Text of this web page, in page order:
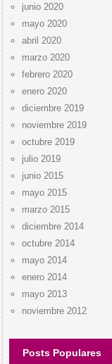
junio 2020
mayo 2020
abril 2020
marzo 2020
febrero 2020
enero 2020
diciembre 2019
noviembre 2019
octubre 2019
julio 2019
junio 2015
mayo 2015
marzo 2015
diciembre 2014
octubre 2014
mayo 2014
enero 2014
mayo 2013
noviembre 2012
Posts Populares